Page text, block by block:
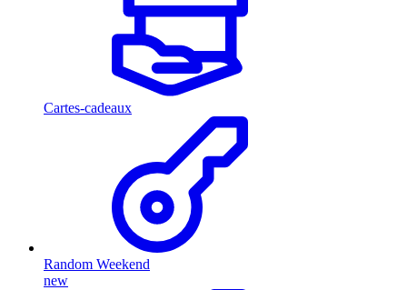
Cartes-cadeaux
Random Weekend
new